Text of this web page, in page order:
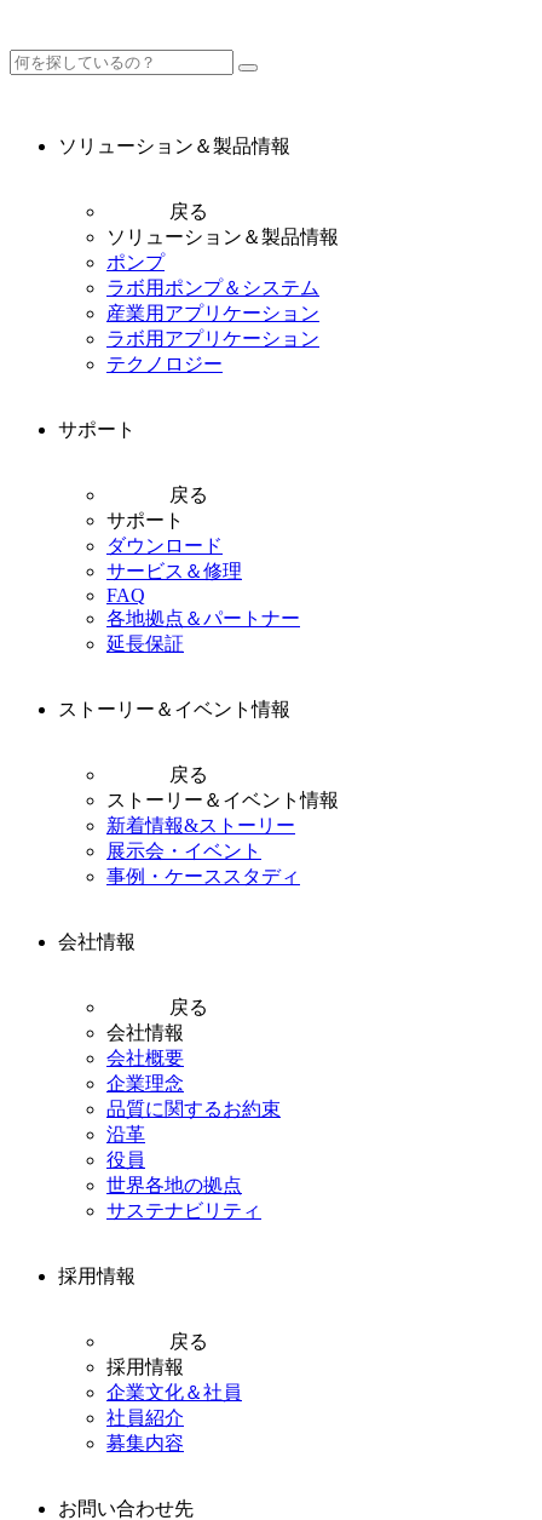
ソリューション＆製品情報
戻る
ソリューション＆製品情報
ポンプ
ラボ用ポンプ＆システム
産業用アプリケーション
ラボ用アプリケーション
テクノロジー
サポート
戻る
サポート
ダウンロード
サービス＆修理
FAQ
各地拠点＆パートナー
延長保証
ストーリー＆イベント情報
戻る
ストーリー＆イベント情報
新着情報&ストーリー
展示会・イベント
事例・ケーススタディ
会社情報
戻る
会社情報
会社概要
企業理念
品質に関するお約束
沿革
役員
世界各地の拠点
サステナビリティ
採用情報
戻る
採用情報
企業文化＆社員
社員紹介
募集内容
お問い合わせ先